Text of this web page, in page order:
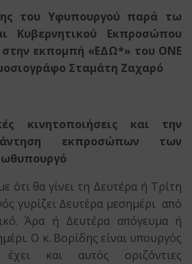
του Υφυπουργού παρά τω
Κυβερνητικού Εκπροσώπου
εκπομπή «ΕΔΩ*» του ONE
Σταμάτη Ζαχαρό
κινητοποιήσεις και την
εκπροσώπων των
ότι θα γίνει τη Δευτέρα ή Τρίτη
γυρίζει Δευτέρα μεσημέρι από
Άρα ή Δευτέρα απόγευμα ή
Ο κ. Βορίδης είναι υπουργός
έχει και αυτός οριζόντιες